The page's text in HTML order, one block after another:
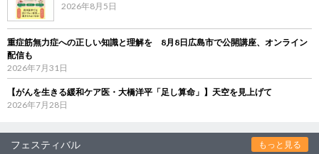
2026年8月5日
重症筋無力症への正しい知識と理解を 8月8日広島市で公開講座、オンライン
配信も
2026年7月31日
【がんを生きる緩和ケア医・大橋洋平「足し算命」】天空を見上げて
2026年7月28日
フェスティバル もっと見る